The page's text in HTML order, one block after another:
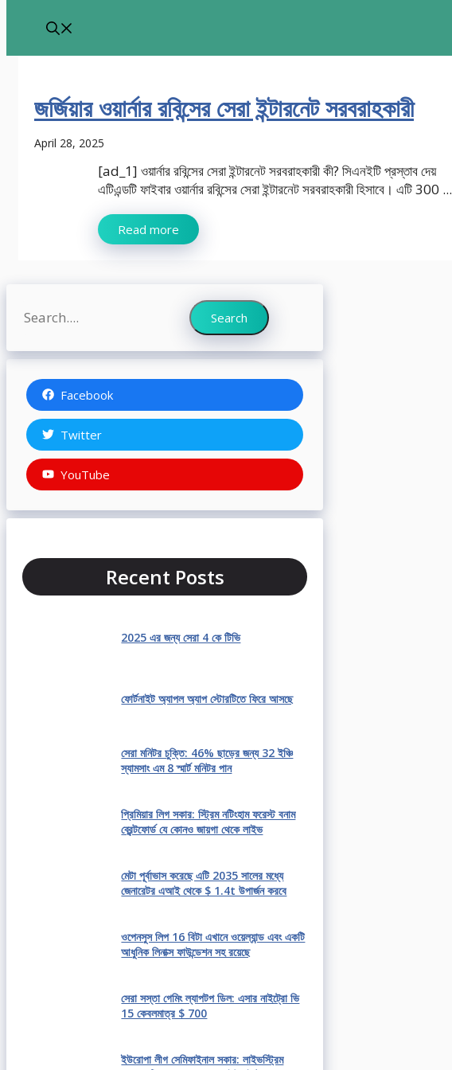
জর্জিয়ার ওয়ার্নার রবিন্সের সেরা ইন্টারনেট সরবরাহকারী
April 28, 2025
[ad_1] ওয়ার্নার রবিন্সের সেরা ইন্টারনেট সরবরাহকারী কী? সিএনইটি প্রস্তাব দেয়
এটিএন্ডটি ফাইবার ওয়ার্নার রবিন্সের সেরা ইন্টারনেট সরবরাহকারী হিসাবে। এটি 300 ...
Read more
Search Search
Facebook
Twitter
YouTube
Recent Posts
2025 এর জন্য সেরা 4 কে টিভি
ফোর্টনাইট অ্যাপল অ্যাপ স্টোরটিতে ফিরে আসছে
সেরা মনিটর চুক্তি: 46% ছাড়ের জন্য 32 ইঞ্চি
স্যামসাং এম 8 স্মার্ট মনিটর পান
প্রিমিয়ার লিগ সকার: স্ট্রিম নটিংহাম ফরেস্ট বনাম
ব্রেন্টফোর্ড যে কোনও জায়গা থেকে লাইভ
মেটা পূর্বাভাস করেছে এটি 2035 সালের মধ্যে
জেনারেটর এআই থেকে $ 1.4t উপার্জন করবে
ওপেনসুস লিপ 16 বিটা এখানে ওয়েল্যান্ড এবং একটি
আধুনিক লিনাক্স ফাউন্ডেশন সহ রয়েছে
সেরা সস্তা গেমিং ল্যাপটপ ডিল: এসার নাইট্রো ভি
15 কেবলমাত্র $ 700
ইউরোপা লীগ সেমিফাইনাল সকার: লাইভস্ট্রিম